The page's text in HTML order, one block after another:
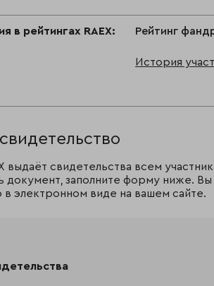
в рейтингах RAEX: Рейтинг
История
выдаёт свидетельства всем
документ, заполните форму ниже.
в электронном виде на вашем сайте.